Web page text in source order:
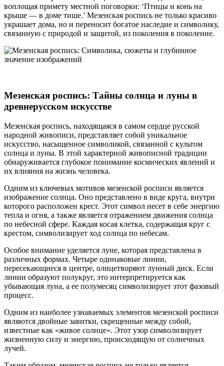
воплощая примету местной поговорки: ‘Птицы и конь на
крыше — в доме тише.’ Мезенская роспись не только красиво
украшает дома, но и переносит богатое наследие и символику,
связанную с природой и защитой, из поколения в поколение.
Мезенская роспись: Тайны солнца и луны в
древнерусском искусстве
Мезенская роспись, находящаяся в самом сердце русской
народной живописи, представляет собой уникальное
искусство, насыщенное символикой, связанной с культом
солнца и луны. В этой характерной живописной традиции
обнаруживается глубокое понимание космических явлений и
их влияния на жизнь человека.
Одним из ключевых мотивов мезенской росписи является
изображение солнца. Оно представлено в виде круга, внутри
которого расположен крест. Этот символ несет в себе энергию
тепла и огня, а также является отражением движения солнца
по небесной сфере. Каждая косая клетка, содержащая круг с
крестом, символизирует ход солнца по небесам.
Особое внимание уделяется луне, которая представлена в
различных формах. Четыре одинаковые линии,
пересекающиеся в центре, олицетворяют лунный диск. Если
линии образуют полукруг, это интерпретируется как
убывающая луна, а ее полумесяц символизирует этот фазовый
процесс.
Одним из наиболее узнаваемых элементов мезенской росписи
являются двойные завитки, скрещенные между собой,
известные как «живое солнце». Этот узор символизирует
жизненную силу и энергию, происходящую от солнечных
лучей.